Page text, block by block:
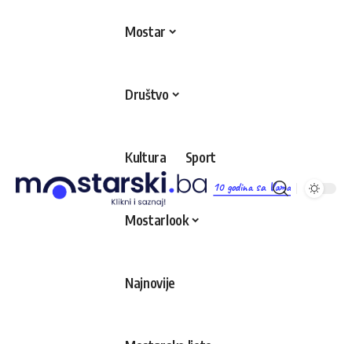
10 godina sa Vama
Mostar
Društvo
Kultura Sport
Mostarlook
Najnovije